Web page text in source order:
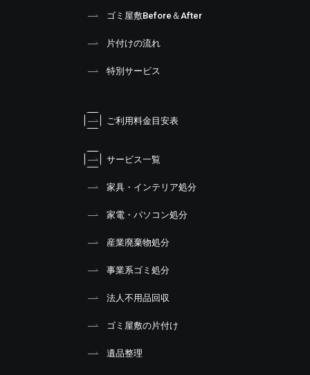
ゴミ屋敷Before＆After
片付けの流れ
特別サービス
ご利用料金目安表
サービス一覧
家具・インテリア処分
家電・パソコン処分
産業廃棄物処分
事業系ゴミ処分
法人不用品回収
ゴミ屋敷の片付け
遺品整理